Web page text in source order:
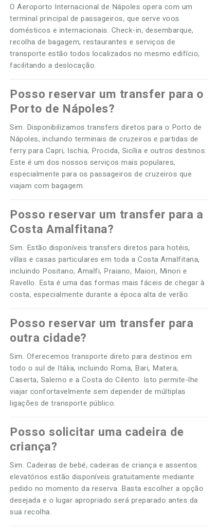
O Aeroporto Internacional de Nápoles opera com um
terminal principal de passageiros, que serve voos
domésticos e internacionais. Check-in, desembarque,
recolha de bagagem, restaurantes e serviços de
transporte estão todos localizados no mesmo edifício,
facilitando a deslocação.
Posso reservar um transfer para o
Porto de Nápoles?
Sim. Disponibilizamos transfers diretos para o Porto de
Nápoles, incluindo terminais de cruzeiros e partidas de
ferry para Capri, Ischia, Procida, Sicília e outros destinos.
Este é um dos nossos serviços mais populares,
especialmente para os passageiros de cruzeiros que
viajam com bagagem.
Posso reservar um transfer para a
Costa Amalfitana?
Sim. Estão disponíveis transfers diretos para hotéis,
villas e casas particulares em toda a Costa Amalfitana,
incluindo Positano, Amalfi, Praiano, Maiori, Minori e
Ravello. Esta é uma das formas mais fáceis de chegar à
costa, especialmente durante a época alta de verão.
Posso reservar um transfer para
outra cidade?
Sim. Oferecemos transporte direto para destinos em
todo o sul de Itália, incluindo Roma, Bari, Matera,
Caserta, Salerno e a Costa do Cilento. Isto permite-lhe
viajar confortavelmente sem depender de múltiplas
ligações de transporte público.
Posso solicitar uma cadeira de
criança?
Sim. Cadeiras de bebé, cadeiras de criança e assentos
elevatórios estão disponíveis gratuitamente mediante
pedido no momento da reserva. Basta escolher a opção
desejada e o lugar apropriado será preparado antes da
sua recolha.